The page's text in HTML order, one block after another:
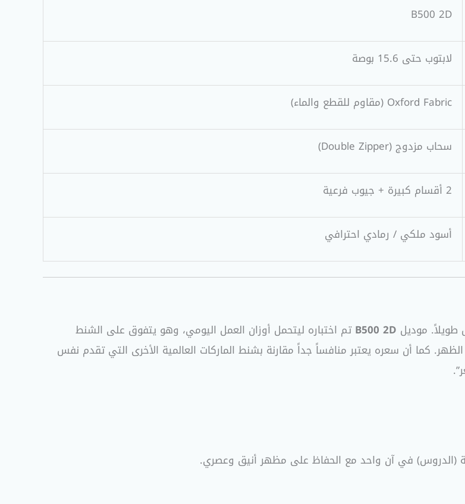
B500 2D
لابتوب حتى 15.6 بوصة
Oxford Fabric (مقاوم للقطع والماء)
سحاب مزدوج (Double Zipper)
2 أقسام كبيرة + جيوب فرعية
أسود ملكي / رمادي احترافي
طويلاً. موديل B500 2Dتم اختباره ليتحمل أوزان العمل اليومي، وهو يتفوق على الشنط
. كما أن سعره يعتبر منافساً جداً مقارنة بشنط الماركات العالمية الأخرى التي تقدم نفس
.
(الدروس) في آن واحد مع الحفاظ على مظهر أنيق وعصري.